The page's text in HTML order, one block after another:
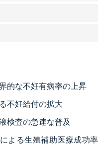
的な不妊有病率の上昇
不妊給付の拡大
検査の急速な普及
よる生殖補助医療成功率